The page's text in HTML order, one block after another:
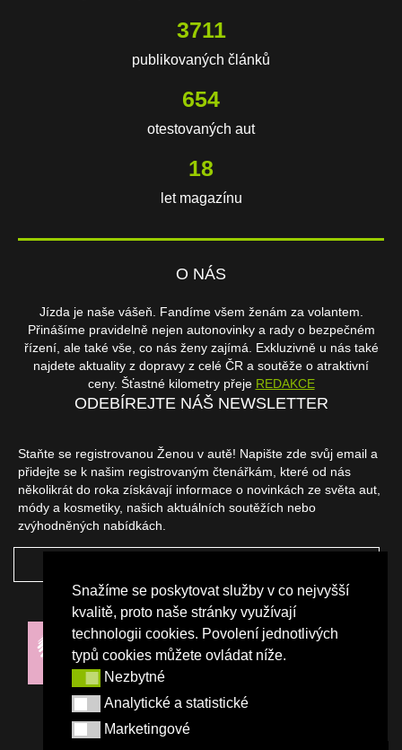
Snažíme se poskytovat služby v co nejvyšší
kvalitě, proto naše stránky využívají
technologii cookies. Povolení jednotlivých
typů cookies můžete ovládat níže.
NezbytnéNezbytné
Analytické a statistické
Analytické a statistické
Marketingové
Marketingové
3711
publikovaných článků
654
otestovaných aut
18
let magazínu
O NÁS
Jízda je naše vášeň. Fandíme všem ženám za volantem.
Přinášíme pravidelně nejen autonovinky a rady o bezpečném
řízení, ale také vše, co nás ženy zajímá. Exkluzivně u nás také
najdete aktuality z dopravy z celé ČR a soutěže o atraktivní
ceny. Šťastné kilometry přeje REDAKCE
ODEBÍREJTE NÁŠ NEWSLETTER
Staňte se registrovanou Ženou v autě! Napište zde svůj email a
přidejte se k našim registrovaným čtenářkám, které od nás
několikrát do roka získávají informace o novinkách ze světa aut,
módy a kosmetiky, našich aktuálních soutěžích nebo
zvýhodněných nabídkách.
NAŠI PARTNEŘI